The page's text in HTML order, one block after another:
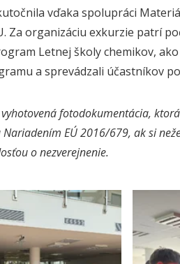
vďaka spolupráci
Za organizáciu exkurzie patrí
Letnej školy chemikov,
a sprevádzali účastníkov
fotodokumentácia,
Nariadením EÚ 2016/679, ak si
o nezverejnenie.